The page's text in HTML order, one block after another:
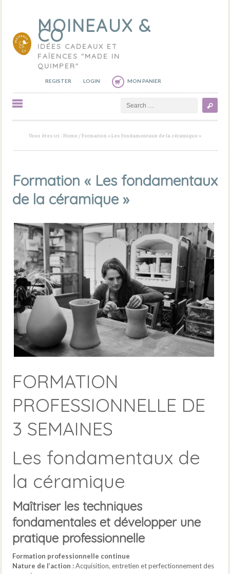
MOINEAUX &
CO
IDÉES CADEAUX ET
FAÏENCES "MADE IN
QUIMPER"
REGISTER LOGIN MON PANIER
Vous êtes ici : Home /Formation « Les fondamentaux de la céramique »
Formation « Les fondamentaux
de la céramique »
FORMATION
PROFESSIONNELLE DE
3 SEMAINES
Les fondamentaux de
la céramique
Maîtriser les techniques
fondamentales et développer une
pratique professionnelle
Formation professionnelle continue
Nature de l’action :Acquisition, entretien et perfectionnement des